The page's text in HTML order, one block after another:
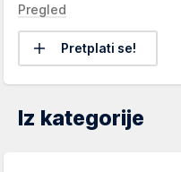
Pregled
Pretplati se!
Iz kategorije